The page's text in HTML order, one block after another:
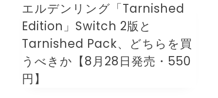
エルデンリング「Tarnished
Edition」Switch 2版と
Tarnished Pack、どちらを買
うべきか【8月28日発売・550
円】